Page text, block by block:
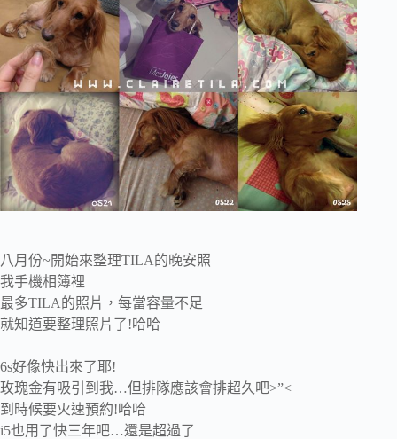
八月份~開始來整理TILA的晚安照
我手機相簿裡
最多TILA的照片，每當容量不足
就知道要整理照片了!哈哈
6s好像快出來了耶!
玫瑰金有吸引到我…但排隊應該會排超久吧>”<
到時候要火速預約!哈哈
i5也用了快三年吧…還是超過了